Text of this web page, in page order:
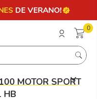
0
MOTOR SPORT
HB
más buscados